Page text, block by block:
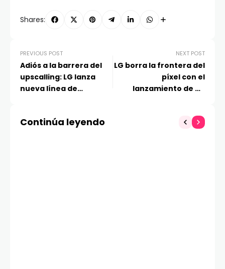
Shares:
PREVIOUS POST
Adiós a la barrera del
upscalling: LG lanza
nueva línea de
video en tiempo real
NEXT POST
LG borra la frontera del
píxel con el
lanzamiento de TV
expertos para imitar
Continúa leyendo